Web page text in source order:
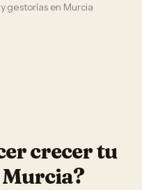
gestoríasen Murcia
crecer tu
Murcia?